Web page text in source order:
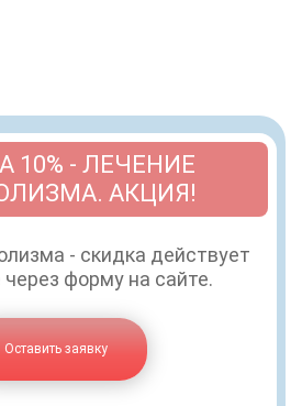
10% - ЛЕЧЕНИЕ
АКЦИЯ!
- скидка действует
через форму на сайте.
Оставить заявку